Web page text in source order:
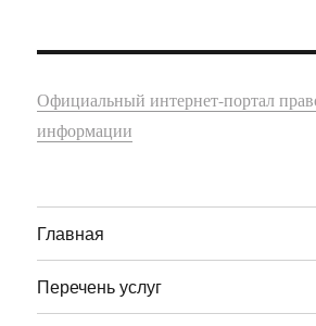
Официальный интернет-портал
информации
Главная
Перечень услуг